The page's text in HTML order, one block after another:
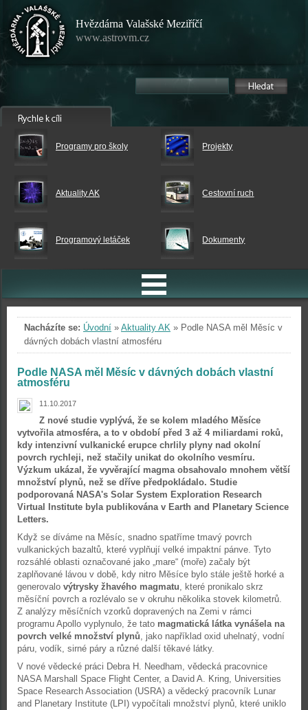
Hvězdárna Valašské Meziříčí
www.astrovm.cz
Programy pro školy Projekty
Aktuality AK Cestovní ruch
Programový letáček Dokumenty
Nacházíte se: Úvodní » Aktuality AK » Podle NASA měl Měsíc v
dávných dobách vlastní atmosféru
Podle NASA měl Měsíc v dávných dobách vlastní
atmosféru
11.10.2017
Z nové studie vyplývá, že se kolem mladého Měsíce
vytvořila atmosféra, a to v období před 3 až 4 miliardami roků,
kdy intenzivní vulkanické erupce chrlily plyny nad okolní
povrch rychleji, než stačily unikat do okolního vesmíru.
Výzkum ukázal, že vyvěrající magma obsahovalo mnohem větší
množství plynů, než se dříve předpokládalo. Studie
podporovaná NASA's Solar System Exploration Research
Virtual Institute byla publikována v Earth and Planetary Science
Letters.
Když se díváme na Měsíc, snadno spatříme tmavý povrch
vulkanických bazaltů, které vyplňují velké impaktní pánve. Tyto
rozsáhlé oblasti označované jako „mare“ (moře) začaly být
zaplňované lávou v době, kdy nitro Měsíce bylo stále ještě horké a
generovalo výtrysky žhavého magmatu, které pronikalo skrz
měsíční povrch a rozlévalo se v okruhu několika stovek kilometrů.
Z analýzy měsíčních vzorků dopravených na Zemi v rámci
programu Apollo vyplynulo, že tato magmatická látka vynášela na
povrch velké množství plynů, jako například oxid uhelnatý, vodní
páru, vodík, sirné páry a různé další těkavé látky.
V nové vědecké práci Debra H. Needham, vědecká pracovnice
NASA Marshall Space Flight Center, a David A. Kring, Universities
Space Research Association (USRA) a vědecký pracovník Lunar
and Planetary Institute (LPI) vypočítali množství plynů, které uniklo